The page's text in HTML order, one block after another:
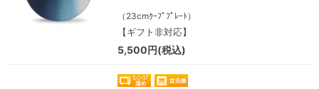
（23cmｸｰﾌﾟﾌﾟﾚｰﾄ）
【ギフト非対応】
5,500円(税込)